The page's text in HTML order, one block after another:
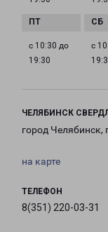
с 10:30 до
19:30
с
ЧЕЛЯБИНСК
город Челябинск,
на карте
ТЕЛЕФОН
8(351) 220-03-31